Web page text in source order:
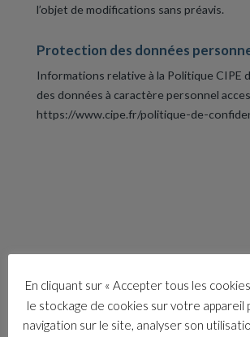
l’objet de modifications sans préavis.
Protection des données
Informations relative à la Politique CIPE
des données à caractère personnel
https://www.cipe.fr/politique-de-
Les dernières
En cliquant sur « Accepter tous les
le stockage de cookies sur votre appareil
navigation sur le site, analyser son